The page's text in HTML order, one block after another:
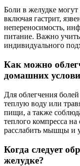
Боли в желудке
включая гастрит,
непереносимость,
питание. Важно
индивидуального
Как можно
домашних
Для облегчения
теплую воду или
пищи, а также
теплого компресса
расслабить мышцы и
Когда следует
желудке?